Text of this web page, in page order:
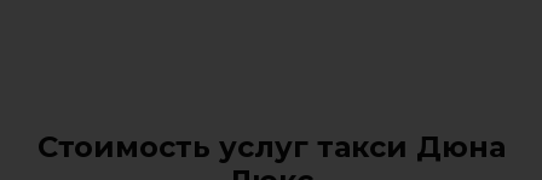
Стоимость услуг такси Дюна